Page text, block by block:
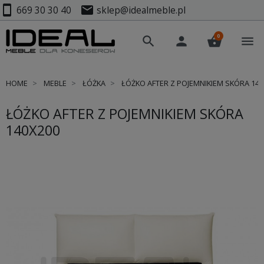
smartphone 669 30 30 40 mail sklep@idealmeble.pl
search person shopping_basket
0 menu
HOME MEBLE ŁÓŻKA ŁÓŻKO AFTER Z POJEMNIKIEM SKÓRA
ŁÓŻKO AFTER Z POJEMNIKIEM SKÓRA
140X200